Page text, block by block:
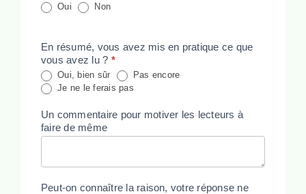
Oui Non
En résumé, vous avez mis en pratique ce que
vous avez lu ? *
Oui, bien sûr
Pas encore
Je ne le ferais pas
Un commentaire pour motiver les lecteurs à
faire de même
Peut-on connaître la raison, votre réponse ne